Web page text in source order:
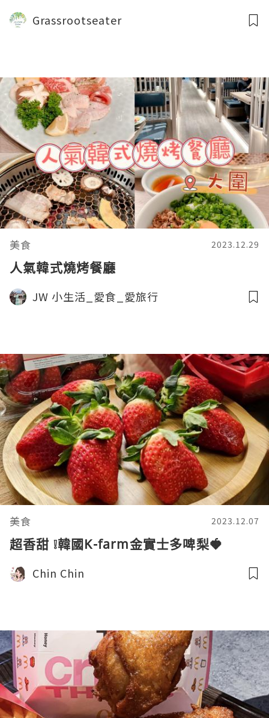
Grassrootseater
美食 2023.12.29
人氣韓式燒烤餐廳
JW 小生活_愛食_愛旅行
美食 2023.12.07
超香甜 ❕韓國K-farm金實士多啤梨🍓
Chin Chin